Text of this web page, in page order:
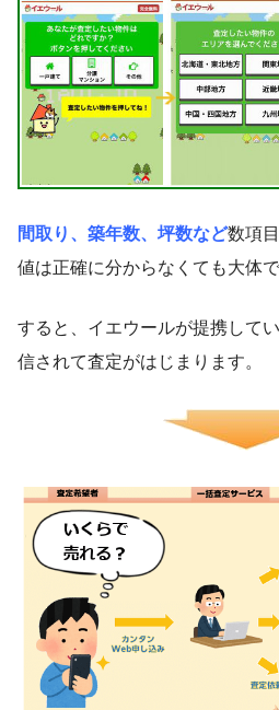
間取り、築年数、坪数など数項
値は正確に分からなくても大体で
すると、イエウールが提携して
信されて査定がはじまります。